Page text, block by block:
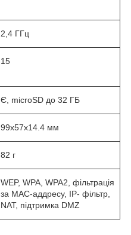
2,4 ГГц
15
Є, microSD до 32 ГБ
99х57х14.4 мм
82 г
WEP, WPA, WPA2, фільтрація
за MAC-аддресу, IP- фільтр,
NAT, підтримка DMZ